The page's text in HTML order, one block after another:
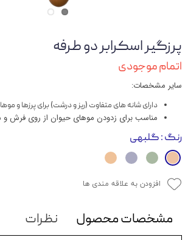
پرزگیر اسکرابر دو طرفه
اتمام موجودی
سایر مشخصات:
دارای شانه های متفاوت (ریز و درشت) برای پرزها و موها
مناسب برای زدودن موهای حیوان از روی فرش و
رنگ: گلبهی
افزودن به علاقه مندی ها
مشخصات محصول نظرات